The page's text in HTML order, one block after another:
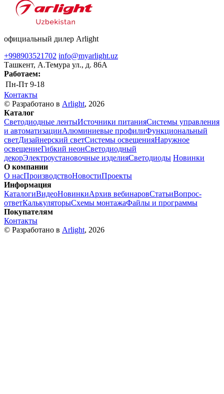
официальный дилер Arlight
+998903521702 info@myarlight.uz
Ташкент, А.Темура ул., д. 86А
Работаем:
Пн-Пт 9-18
Контакты
© Разработано в Arlight, 2026
Каталог
Светодиодные лентыИсточники питанияСистемы управления
и автоматизацииАлюминиевые профилиФункциональный
светДизайнерский светСистемы освещенияНаружное
освещениеГибкий неонСветодиодный
декорЭлектроустановочные изделияСветодиоды Новинки
О компании
О насПроизводствоНовостиПроекты
Информация
КаталогиВидеоНовинкиАрхив вебинаровСтатьиВопрос-
ответКалькуляторыСхемы монтажаФайлы и программы
Покупателям
Контакты
© Разработано в Arlight, 2026